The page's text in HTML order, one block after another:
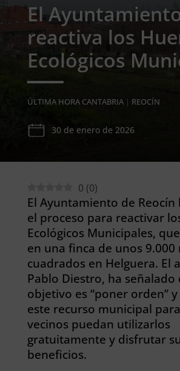
El
reactiva los
Ecológicos
ÚLTIMA HORA CANTABRIA| REOCÍN
30 de enero de 2026
0 (0)
El Ayuntamiento de Reocín
el proceso para reactivar
Ecológicos Municipales,
en una finca de unos 9.000
cuadrados en Helguera. El
Pablo Diestro, ha señalado
objetivo es “poner orden”
este recurso municipal
vecinos puedan utilizarlos
gratuitamente y disfrutar
beneficios.